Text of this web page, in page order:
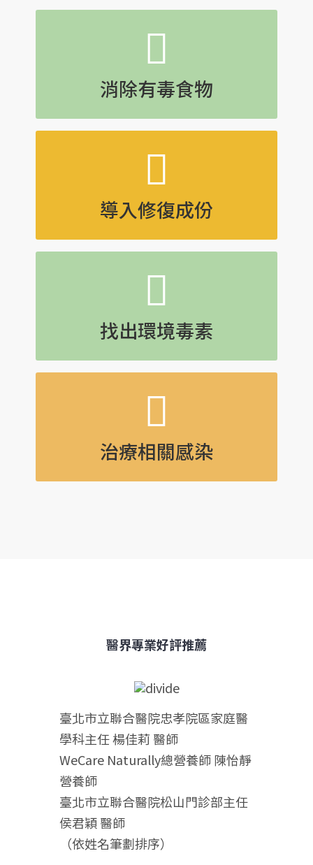
消除有毒食物
消除有毒食物
像是糖和咖啡因，與發炎性食物如乳
品、麥麩和穀類，這些會擾亂消化系統
導入修復成份
導入修復性成分
例如高品質蛋白質、健康的油和益生
菌，以修補腸道
找出環境毒素
找出環境毒素
如洗髮精、肥皂、化妝品、清潔劑和其
他家用品
治療相關感染
治療相關感染
同時紓解心理、情緒和生理壓力，避免
加劇免疫系統對外來毒素的連鎖反應
醫界專業好評推薦
臺北市立聯合醫院忠孝院區家庭醫
學科主任 楊佳莉 醫師
WeCare Naturally總營養師 陳怡靜
營養師
臺北市立聯合醫院松山門診部主任
侯君穎 醫師
（依姓名筆劃排序）